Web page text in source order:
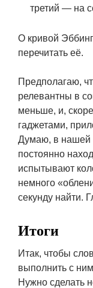
третий — на
О кривой
перечитать её.
Предполагаю,
релевантны в
меньше, и,
гаджетами,
Думаю, в нашей
постоянно
испытывают
немного
секунду найти.
Итоги
Итак, чтобы
выполнить с
Нужно сделать